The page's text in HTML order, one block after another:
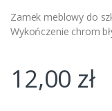
Zamek meblowy do
Wykończenie chrom
12,00 zł